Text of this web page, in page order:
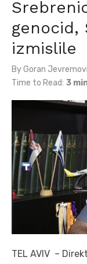
genocid,
izmislile
ByGoran
Time to Read: 3
TEL AVIV –